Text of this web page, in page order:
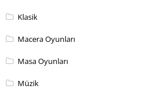
Klasik
Macera Oyunları
Masa Oyunları
Müzik